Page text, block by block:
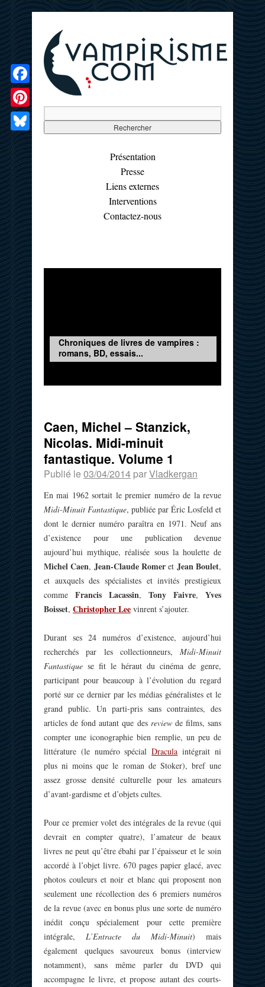
Présentation
Presse
Liens externes
Interventions
Contactez-nous
Chroniques de livres de vampires :
romans, BD, essais...
Caen, Michel – Stanzick,
Nicolas. Midi-minuit
fantastique. Volume 1
Publié le 03/04/2014 parVladkergan
En mai 1962 sortait le premier numéro de la revue
Midi-Minuit Fantastique, publiée par Éric Losfeld et
dont le dernier numéro paraîtra en 1971. Neuf ans
d’existence pour une publication devenue
aujourd’hui mythique, réalisée sous la houlette de
Michel Caen, Jean-Claude Romer et Jean Boulet,
et auxquels des spécialistes et invités prestigieux
comme Francis Lacassin, Tony Faivre, Yves
Boisset, Christopher Lee vinrent s’ajouter.
Durant ses 24 numéros d’existence, aujourd’hui
recherchés par les collectionneurs, Midi-Minuit
Fantastique se fit le héraut du cinéma de genre,
participant pour beaucoup à l’évolution du regard
porté sur ce dernier par les médias généralistes et le
grand public. Un parti-pris sans contraintes, des
articles de fond autant que des reviewde films, sans
compter une iconographie bien remplie, un peu de
littérature (le numéro spécialDracula intégrait ni
plus ni moins que le roman de Stoker), bref une
assez grosse densité culturelle pour les amateurs
d’avant-gardisme et d’objets cultes.
Pour ce premier volet des intégrales de la revue (qui
devrait en compter quatre), l’amateur de beaux
livres ne peut qu’être ébahi par l’épaisseur et le soin
accordé à l’objet livre. 670 pages papier glacé, avec
photos couleurs et noir et blanc qui proposent non
seulement une récollection des 6 premiers numéros
de la revue (avec en bonus plus une sorte de numéro
inédit conçu spécialement pour cette première
intégrale, L’Entracte du Midi-Minuit) mais
également quelques savoureux bonus (interview
notamment), sans même parler du DVD qui
accompagne le livre, et propose autant des courts-
Facebook
Pinterest
Bluesky